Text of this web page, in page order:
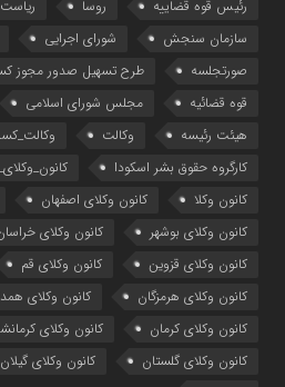
رئیس قوه قضاییه
روسا
سازمان سنجش
شورای اجرایی
صورتجلسه
طرح تسهیل صدور مجوز
قوه قضائیه
مجلس شورای اسلامی
هیئت رئیسه
وکالت
کارگروه حقوق بشر اسکودا
کانون وکلا
کانون وکلای اصفهان
کانون وکلای بوشهر
کانون وکلای
کانون وکلای قزوین
کانون وکلای قم
کانون وکلای هرمزگان
کانون وکلای
کانون وکلای کرمان
کانون وکلای
کانون وکلای گلستان
کانون وکلای گیلان